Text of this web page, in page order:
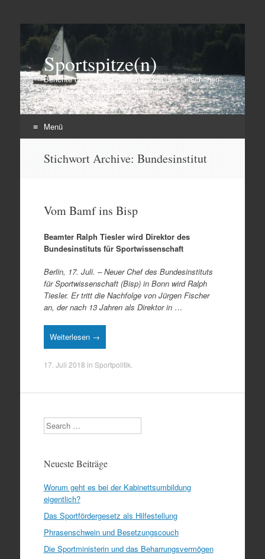
Sportspitze(n)
Berichte und Kommentare rund um das Geschehen
vom Rasen, aus Stadien, Hallen und
Funktionärsetagen
Menü
Stichwort Archive: Bundesinstitut
Vom Bamf ins Bisp
Beamter Ralph Tiesler wird Direktor des
Bundesinstituts für Sportwissenschaft
Berlin, 17. Juli. – Neuer Chef des Bundesinstituts
für Sportwissenschaft (Bisp) in Bonn wird Ralph
Tiesler. Er tritt die Nachfolge von Jürgen Fischer
an, der nach 13 Jahren als Direktor in …
Weiterlesen →
17. Juli 2018 in Sportpolitik
Search
Neueste Beiträge
Worum geht es bei der Kabinettsumbildung
eigentlich?
Das Sportfördergesetz als Hilfestellung
Phrasenschwein und Besetzungscouch
Die Sportministerin und das Beharrungsvermögen